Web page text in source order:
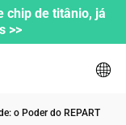
chip de titânio, já
>>
o Poder do REPART